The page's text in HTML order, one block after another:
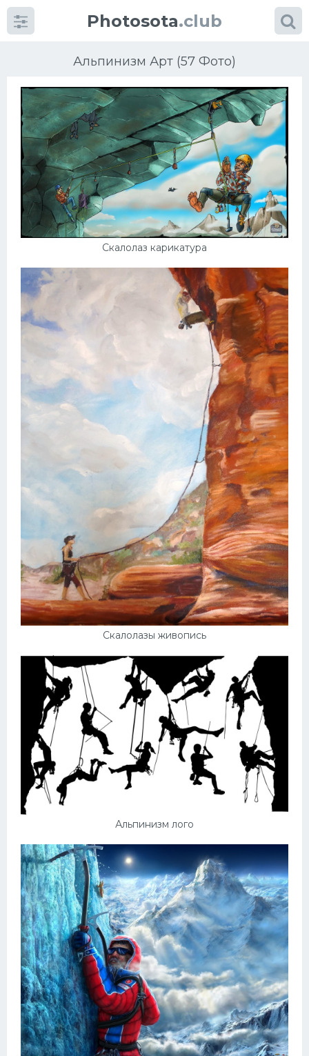
Photosota.club
Альпинизм Арт (57 Фото)
Скалолаз карикатура
Скалолазы живопись
Альпинизм лого
КатегорииФото
Еще картинки...
Футбол
Хоккей
Велогонки
Конькобежный спорт
Тренажеры
Интерьер квартиры